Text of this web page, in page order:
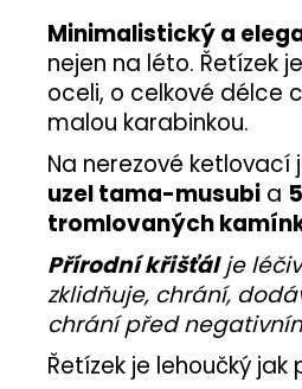
Minimalistický a
nejen na léto. Řetízek
oceli, o celkové délce
malou karabinkou.
Na nerezové ketlovací
uzel tama-musubi a
tromlovaných
Přírodní křišťálje
zklidňuje, chrání,
chrání před
Řetízek je lehoučký jak